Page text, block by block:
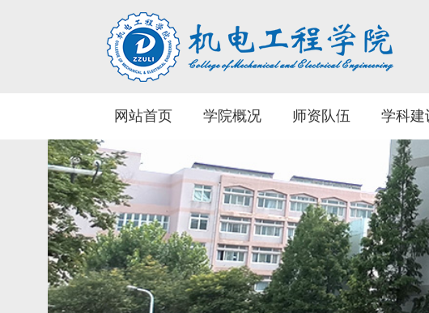
网站首页 学院概况 师资队伍 学科建